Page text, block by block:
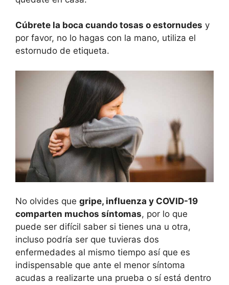
Cúbrete la boca cuando tosas o estornudes y
por favor, no lo hagas con la mano, utiliza el
estornudo de etiqueta.
No olvides que gripe, influenza y COVID-19
comparten muchos síntomas, por lo que
puede ser difícil saber si tienes una u otra,
incluso podría ser que tuvieras dos
enfermedades al mismo tiempo así que es
indispensable que ante el menor síntoma
acudas a realizarte una prueba o sí está dentro